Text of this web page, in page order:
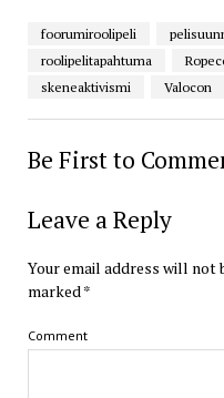
foorumiroolipeli
roolipelitapahtuma
skeneaktivismi
Valocon
Be First to
Leave a Reply
Your email address will not
marked*
Comment